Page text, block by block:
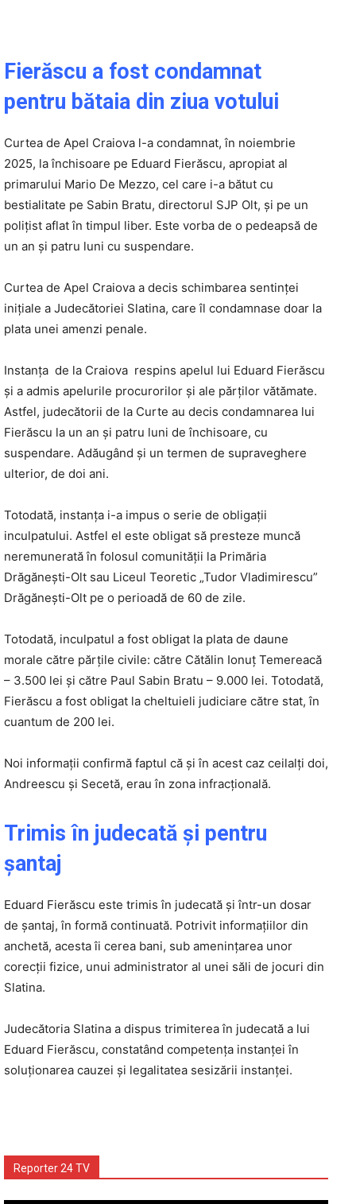
Fierăscu a fost condamnat
pentru bătaia din ziua votului
Curtea de Apel Craiova l-a condamnat, în noiembrie
2025, la închisoare pe Eduard Fierăscu, apropiat al
primarului Mario De Mezzo, cel care i-a bătut cu
bestialitate pe Sabin Bratu, directorul SJP Olt, şi pe un
poliţist aflat în timpul liber. Este vorba de o pedeapsă de
un an şi patru luni cu suspendare.
Curtea de Apel Craiova a decis schimbarea sentinţei
iniţiale a Judecătoriei Slatina, care îl condamnase doar la
plata unei amenzi penale.
Instanţa de la Craiova respins apelul lui Eduard Fierăscu
şi a admis apelurile procurorilor şi ale părţilor vătămate.
Astfel, judecătorii de la Curte au decis condamnarea lui
Fierăscu la un an şi patru luni de închisoare, cu
suspendare. Adăugând şi un termen de supraveghere
ulterior, de doi ani.
Totodată, instanţa i-a impus o serie de obligații
inculpatului. Astfel el este obligat să presteze muncă
neremunerată în folosul comunității la Primăria
Drăgănești-Olt sau Liceul Teoretic „Tudor Vladimirescu”
Drăgănești-Olt pe o perioadă de 60 de zile.
Totodată, inculpatul a fost obligat la plata de daune
morale către părțile civile: către Cătălin Ionuț Temereacă
– 3.500 lei şi către Paul Sabin Bratu – 9.000 lei. Totodată,
Fierăscu a fost obligat la cheltuieli judiciare către stat, în
cuantum de 200 lei.
Noi informaţii confirmă faptul că şi în acest caz ceilalţi doi,
Andreescu şi Secetă, erau în zona infracţională.
Trimis în judecată şi pentru
şantaj
Eduard Fierăscu este trimis în judecată şi într-un dosar
de şantaj, în formă continuată. Potrivit informaţiilor din
anchetă, acesta îi cerea bani, sub ameninţarea unor
corecţii fizice, unui administrator al unei săli de jocuri din
Slatina.
Judecătoria Slatina a dispus trimiterea în judecată a lui
Eduard Fierăscu, constatând competenţa instanţei în
soluţionarea cauzei şi legalitatea sesizării instanţei.
Reporter 24 TV